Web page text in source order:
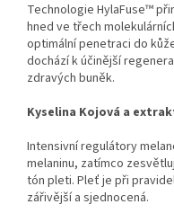
Technologie HylaFuse™
hned ve třech
optimální penetraci do
dochází k účinější
zdravých buněk.
Kyselina Kojová a
Intensivní regulátory
melaninu, zatímco
tón pleti. Pleť je při
zářivější a sjednocená.